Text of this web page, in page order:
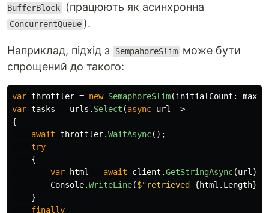
BufferBlock (працюють як асинхронна
ConcurrentQueue ).
Наприклад, підхід з SempahoreSlim може бути
спрощений до такого:
var throttler = new SemaphoreSlim(initialCount :
var tasks = urls . Select (async url =>
{
await throttler.WaitAsync();
try
{
var
html = await client .GetStringAsync(url);
Console.WriteLine($"retrieved {html . Length}
}
finally